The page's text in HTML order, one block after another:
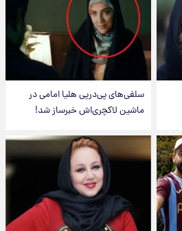
سلفی‌های پی‌درپی هلیا امامی در
ماشین لاکچری‌اش خبرساز شد!